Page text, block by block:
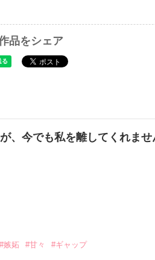
品をシェア
、今でも私を離してくれませ
#嫉妬 #甘々 #ギャップ